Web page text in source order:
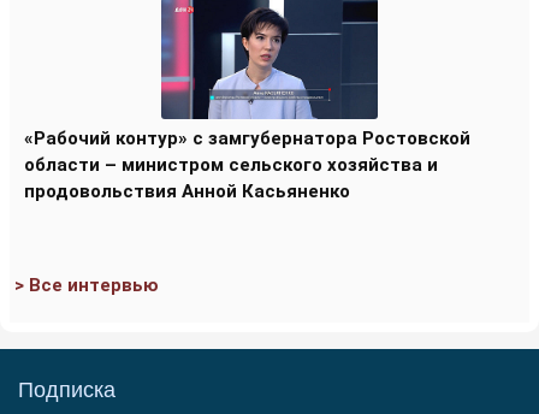
«Рабочий контур» с замгубернатора Ростовской
области – министром сельского хозяйства и
продовольствия Анной Касьяненко
> Все интервью
Подписка